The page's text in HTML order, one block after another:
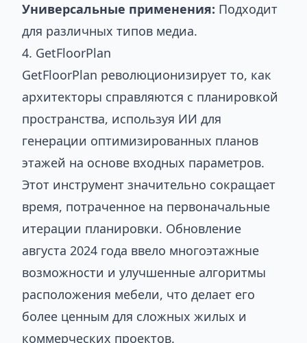
Универсальные применения: Подходит
для различных типов медиа.
4. GetFloorPlan
GetFloorPlan революционизирует то, как
архитекторы справляются с планировкой
пространства, используя ИИ для
генерации оптимизированных планов
этажей на основе входных параметров.
Этот инструмент значительно сокращает
время, потраченное на первоначальные
итерации планировки. Обновление
августа 2024 года ввело многоэтажные
возможности и улучшенные алгоритмы
расположения мебели, что делает его
более ценным для сложных жилых и
коммерческих проектов.